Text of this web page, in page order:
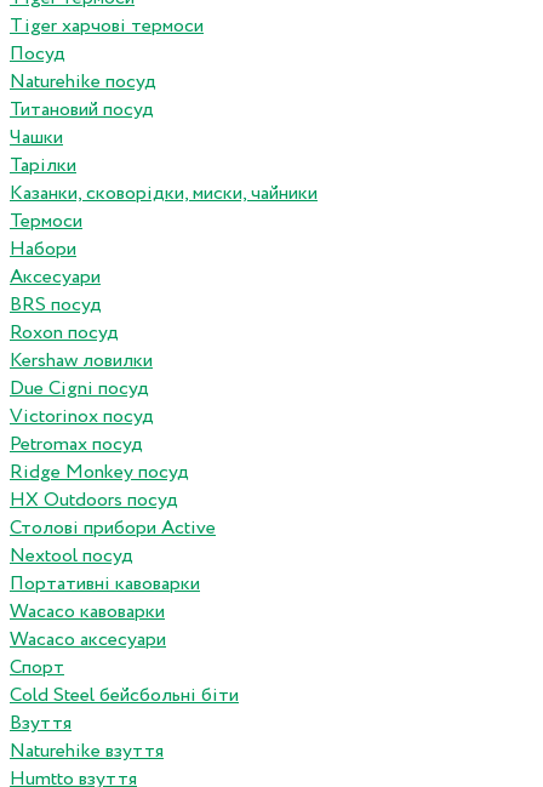
Tiger харчові термоси
Посуд
Naturehike посуд
Титановий посуд
Чашки
Тарілки
Казанки, сковорідки, миски, чайники
Термоси
Набори
Аксесуари
BRS посуд
Roxon посуд
Kershaw ловилки
Due Cigni посуд
Victorinox посуд
Petromax посуд
Ridge Monkey посуд
HX Outdoors посуд
Столові прибори Active
Nextool посуд
Портативні кавоварки
Wacaco кавоварки
Wacaco аксесуари
Спорт
Cold Steel бейсбольні біти
Взуття
Naturehike взуття
Humtto взуття